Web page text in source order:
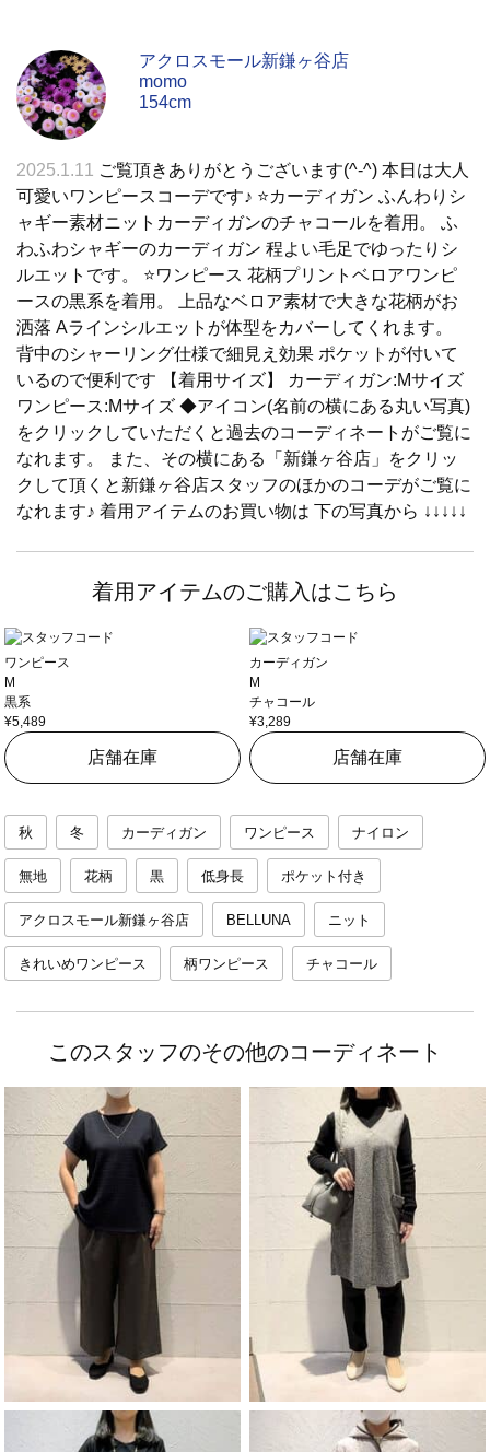
アクロスモール新鎌ヶ谷店
momo
154cm
2025.1.11
ご覧頂きありがとうございます(^-^) 本日は大人
可愛いワンピースコーデです♪ ⭐️カーディガン ふんわりシ
ャギー素材ニットカーディガンのチャコールを着用。 ふ
わふわシャギーのカーディガン 程よい毛足でゆったりシ
ルエットです。 ⭐️ワンピース 花柄プリントベロアワンピ
ースの黒系を着用。 上品なベロア素材で大きな花柄がお
洒落 Aラインシルエットが体型をカバーしてくれます。
背中のシャーリング仕様で細見え効果 ポケットが付いて
いるので便利です 【着用サイズ】 カーディガン:Mサイズ
ワンピース:Mサイズ ◆アイコン(名前の横にある丸い写真)
をクリックしていただくと過去のコーディネートがご覧に
なれます。 また、その横にある「新鎌ヶ谷店」をクリッ
クして頂くと新鎌ヶ谷店スタッフのほかのコーデがご覧に
なれます♪ 着用アイテムのお買い物は 下の写真から ↓↓↓↓↓
着用アイテムのご購入はこちら
ワンピース
M
黒系
¥5,489
店舗在庫
カーディガン
M
チャコール
¥3,289
店舗在庫
秋 冬 カーディガン ワンピース ナイロン
無地 花柄 黒 低身長 ポケット付き
アクロスモール新鎌ヶ谷店 BELLUNA ニット
きれいめワンピース 柄ワンピース チャコール
このスタッフのその他のコーディネート